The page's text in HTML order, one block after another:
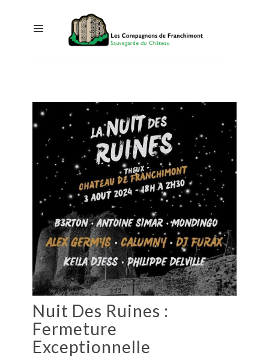
Nuit Des Ruines :
Fermeture
Exceptionnelle